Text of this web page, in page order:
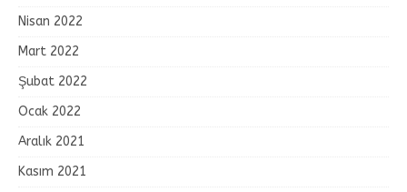
Nisan 2022
Mart 2022
Şubat 2022
Ocak 2022
Aralık 2021
Kasım 2021